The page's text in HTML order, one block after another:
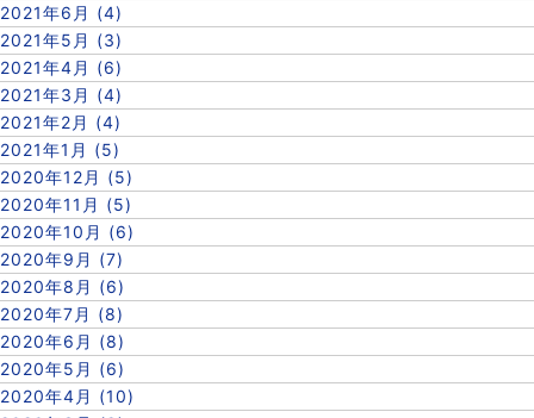
2021年6月 (4)
2021年5月 (3)
2021年4月 (6)
2021年3月 (4)
2021年2月 (4)
2021年1月 (5)
2020年12月 (5)
2020年11月 (5)
2020年10月 (6)
2020年9月 (7)
2020年8月 (6)
2020年7月 (8)
2020年6月 (8)
2020年5月 (6)
2020年4月 (10)